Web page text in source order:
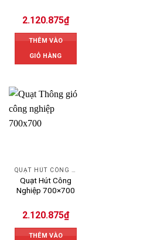
2.120.875₫
THÊM VÀO
GIỎ HÀNG
QUẠT HÚT CÔNG NGHIỆP
Quạt Hút Công
Nghiệp 700×700
2.120.875₫
THÊM VÀO